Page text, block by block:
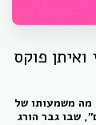
פוקס
מה משמעותו של
שבו גבר הורג